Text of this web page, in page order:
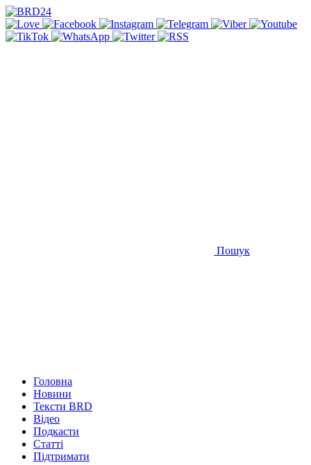
Пошук
Головна
Новини
Тексти BRD
Відео
Подкасти
Статті
Підтримати